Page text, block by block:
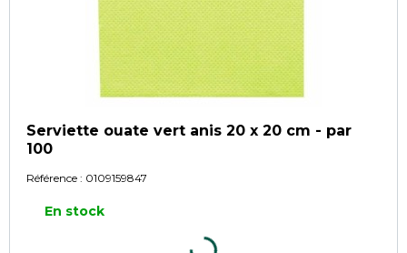
Serviette ouate vert anis 20 x 20 cm - par
100
Référence : 0109159847
En stock